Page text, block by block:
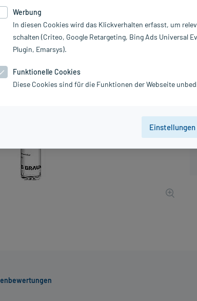
sichern
Werbung
In diesen Cookies wird das Klickverhalten erfasst, um
schalten (Criteo, Google Retargeting, Bing Ads Universal
Plugin, Emarsys).
Funktionelle Cookies
Diese Cookies sind für die Funktionen der Webseite